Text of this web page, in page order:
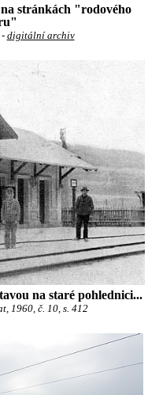
stránkách "rodového
- digitální archiv
na staré pohlednici...
1960, č. 10, s. 412